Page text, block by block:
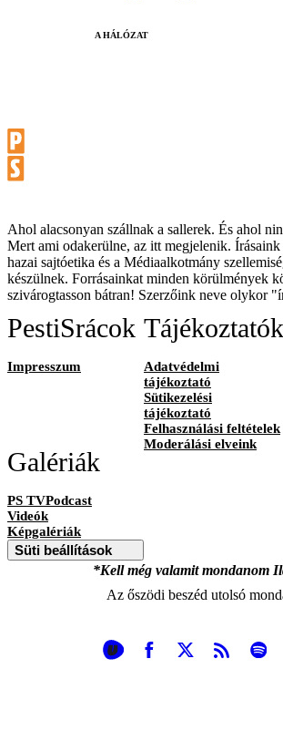
A HÁLÓZAT
Ahol alacsonyan szállnak a sallerek. És ahol
Mert ami odakerülne, az itt megjelenik. Írásaink
hazai sajtóetika és a Médiaalkotmány
készülnek. Forrásainkat minden körülmények
szivárogtasson bátran! Szerzőink neve olykor
PestiSrácok
Impresszum
Tájékoztatók
Adatvédelmi
tájékoztató
Sütikezelési
tájékoztató
Felhasználási feltételek
Moderálási elveink
Galériák
PS TVPodcast
Videók
Képgalériák
Süti beállítások
*Kell még valamit mondanom
Az őszödi beszéd utolsó